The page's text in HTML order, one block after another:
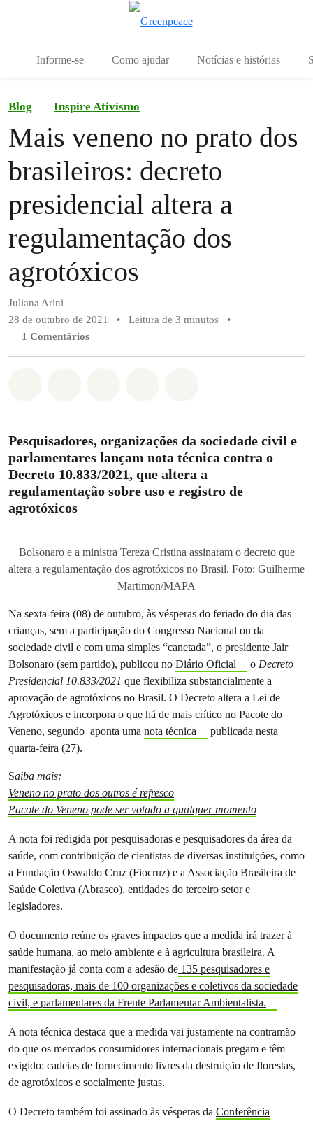
Informe-se Como ajudar Notícias e histórias
Blog Inspire Ativismo
Mais veneno no prato dos
brasileiros: decreto
presidencial altera a
regulamentação dos
agrotóxicos
Juliana Arini
28 de outubro de 2021
• Leitura de 3 minutos
•
1 Comentários
Pesquisadores, organizações da sociedade civil e
parlamentares lançam nota técnica contra o
Decreto 10.833/2021, que altera a
regulamentação sobre uso e registro de
agrotóxicos
Bolsonaro e a ministra Tereza Cristina assinaram o decreto que
altera a regulamentação dos agrotóxicos no Brasil. Foto: Guilherme
Martimon/MAPA
Na sexta-feira (08) de outubro, às vésperas do feriado do dia das
crianças, sem a participação do Congresso Nacional ou da
sociedade civil e com uma simples “canetada”, o presidente Jair
Bolsonaro (sem partido), publicou no Diário Oficial o Decreto
Presidencial 10.833/2021 que flexibiliza substancialmente a
aprovação de agrotóxicos no Brasil. O Decreto altera a Lei de
Agrotóxicos e incorpora o que há de mais crítico no Pacote do
Veneno, segundo aponta uma nota técnica
publicada nesta
quarta-feira (27).
Saiba mais:
Veneno no prato dos outros é refresco
Pacote do Veneno pode ser votado a qualquer momento
A nota foi redigida por pesquisadoras e pesquisadores da área da
saúde, com contribuição de cientistas de diversas instituições, como
a Fundação Oswaldo Cruz (Fiocruz) e a Associação Brasileira de
Saúde Coletiva (Abrasco), entidades do terceiro setor e
legisladores.
O documento reúne os graves impactos que a medida irá trazer à
saúde humana, ao meio ambiente e à agricultura brasileira. A
manifestação já conta com a adesão de 135 pesquisadores e
pesquisadoras, mais de 100 organizações e coletivos da sociedade
civil, e parlamentares da Frente Parlamentar Ambientalista.
A nota técnica destaca que a medida vai justamente na contramão
do que os mercados consumidores internacionais pregam e têm
exigido: cadeias de fornecimento livres da destruição de florestas,
de agrotóxicos e socialmente justas.
O Decreto também foi assinado às vésperas da Conferência